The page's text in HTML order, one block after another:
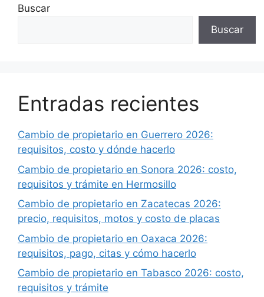
Buscar
Buscar
Entradas recientes
Cambio de propietario en Guerrero 2026:
requisitos, costo y dónde hacerlo
Cambio de propietario en Sonora 2026: costo,
requisitos y trámite en Hermosillo
Cambio de propietario en Zacatecas 2026:
precio, requisitos, motos y costo de placas
Cambio de propietario en Oaxaca 2026:
requisitos, pago, citas y cómo hacerlo
Cambio de propietario en Tabasco 2026: costo,
requisitos y trámite